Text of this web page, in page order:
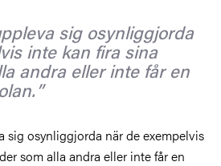
sig osynliggjorda
inte kan fira sina
andra eller inte får en
sig osynliggjorda när de exempelvis
som alla andra eller inte får en